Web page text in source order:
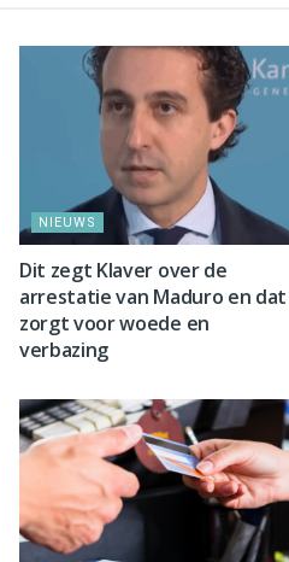
NIEUWS
Dit zegt Klaver over de
arrestatie van Maduro en dat
zorgt voor woede en
verbazing